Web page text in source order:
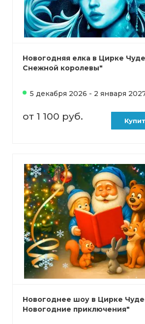
Новогодняя елка в Цирке
Снежной королевы"
5 декабря 2026 - 2 января
от 1 100 руб.
Новогоднее шоу в Цирке
Новогодние приключения"